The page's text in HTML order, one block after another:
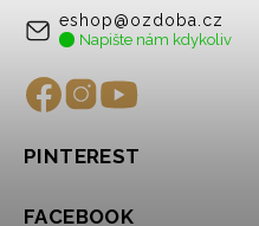
eshop@ozdoba.cz
Napište nám kdykoliv
PINTEREST
FACEBOOK